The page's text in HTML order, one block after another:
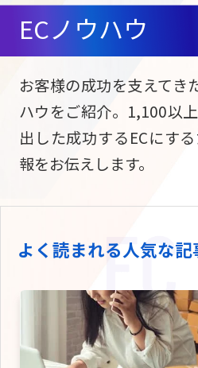
ECサイト構築
サブスク/定
ECサイト構築
海外進出・現
USEFUL
お役立
NEWS
ニュース
ECノウハウ
お客様の成功を支えてき
ハウをご紹介。1,100以
出した成功するECにす
報をお伝えします。
よく読まれる人気な記